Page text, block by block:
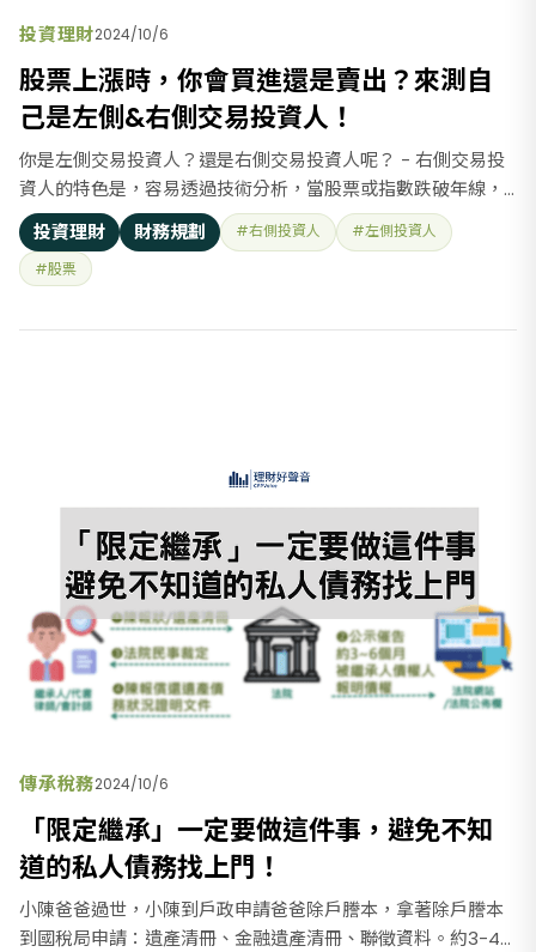
投資理財2024/10/6
股票上漲時，你會買進還是賣出？來測自
己是左側&右側交易投資人！
你是左側交易投資人？還是右側交易投資人呢？ - 右側交易投
資人的特色是，容易透過技術分析，當股票或指數跌破年線，
則會設立停損點拋出股票，控制跌幅風險，避免手上投資部位
災情擴大。 - 左側投資人則會透過基本面分析，股價和指數折
扣大拍賣，於是會跌越多買越多，可以忍受短期跌價的波動和
投資理財 財務規劃 #右側投資人
#左側投資人
#股票
傳承稅務2024/10/6
「限定繼承」一定要做這件事，避免不知
道的私人債務找上門！
小陳爸爸過世，小陳到戶政申請爸爸除戶謄本，拿著除戶謄本
到國稅局申請：遺產清冊、金融遺產清冊、聯徵資料。約3-4